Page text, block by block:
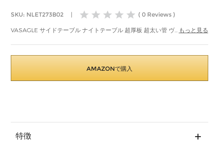
SKU: NLET273B02 | ( 0 Reviews )
VASAGLE サイドテーブル ナイトテーブル 超厚板 超太い管 ヴィンテージ
... もっと見る
AMAZONで購入
特徴